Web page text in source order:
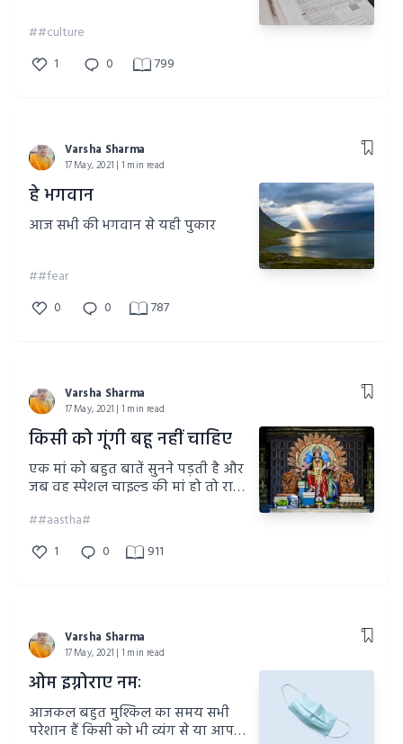
##culture
1
0 799
Varsha Sharma
17 May, 2021 | 1 min read
हे भगवान
आज सभी की भगवान से यही पुकार
##fear
0
0 787
Varsha Sharma
17 May, 2021 | 1 min read
किसी को गूंगी बहू नहीं चाहिए
एक मां को बहुत बातें सुनने पड़ती है और
जब वह स्पेशल चाइल्ड की मां हो तो राहें
काम ले कर आगे बढ़ते रहे तो 1 दिन
उनकी मेहनत जरूर सफल होती है
##aastha#
1
0 911
Varsha Sharma
17 May, 2021 | 1 min read
ओम इग्नोराए नमः
आजकल बहुत मुश्किल का समय सभी
परेशान हैं किसी को भी व्यंग से या आपके